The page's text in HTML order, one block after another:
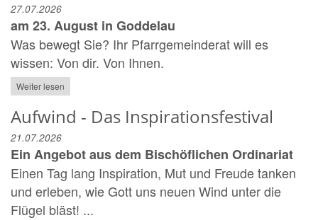
27.07.2026
am 23. August in Goddelau
Was bewegt Sie? Ihr Pfarrgemeinderat will es
wissen: Von dir. Von Ihnen.
Weiter lesen
Aufwind - Das Inspirationsfestival
21.07.2026
Ein Angebot aus dem Bischöflichen Ordinariat
Einen Tag lang Inspiration, Mut und Freude tanken
und erleben, wie Gott uns neuen Wind unter die
Flügel bläst! ...